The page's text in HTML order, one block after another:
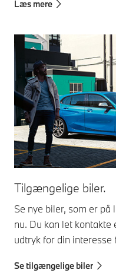
Læs mere
Tilgængelige biler.
Se nye biler, som er
nu. Du kan let
udtryk for din interesse
Se tilgængelige biler